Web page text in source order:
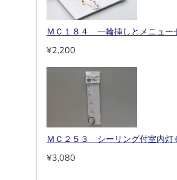
ＭＣ１８４ 一輪挿しとメニュー
¥2,200
ＭＣ２５３ シーリング付室内灯
¥3,080